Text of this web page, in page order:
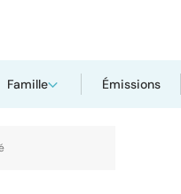
Famille Émissions